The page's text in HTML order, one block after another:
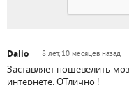
Dalio 8 лет, 10 месяцев назад
Заставляет пошевелить
интернете. ОТлично !